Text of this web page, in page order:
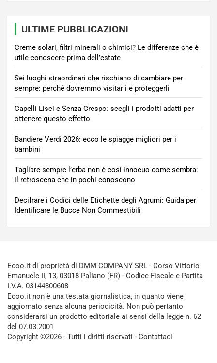
ULTIME PUBBLICAZIONI
Creme solari, filtri minerali o chimici? Le differenze che è
utile conoscere prima dell’estate
Sei luoghi straordinari che rischiano di cambiare per
sempre: perché dovremmo visitarli e proteggerli
Capelli Lisci e Senza Crespo: scegli i prodotti adatti per
ottenere questo effetto
Bandiere Verdi 2026: ecco le spiagge migliori per i
bambini
Tagliare sempre l’erba non è così innocuo come sembra:
il retroscena che in pochi conoscono
Decifrare i Codici delle Etichette degli Agrumi: Guida per
Identificare le Bucce Non Commestibili
Ecoo.it di proprietà di DMM COMPANY SRL - Corso Vittorio
Emanuele II, 13, 03018 Paliano (FR) - Codice Fiscale e Partita
I.V.A. 03144800608
Ecoo.it non è una testata giornalistica, in quanto viene
aggiornato senza alcuna periodicità. Non può pertanto
considerarsi un prodotto editoriale ai sensi della legge n. 62
del 07.03.2001
Copyright ©2026 - Tutti i diritti riservati - Contattaci